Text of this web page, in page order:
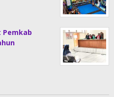
Pemkab